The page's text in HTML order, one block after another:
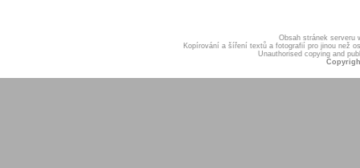
Obsah stránek serveru
Kopírování a šíření textů a fotografií pro jinou než
Unauthorised copying and